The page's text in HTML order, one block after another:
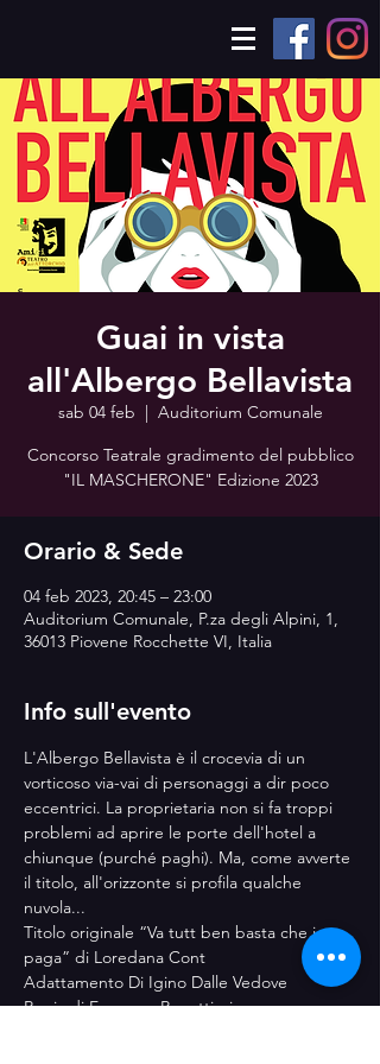
Guai in vista
all'Albergo Bellavista
sab 04 feb
  |
Auditorium Comunale
Concorso Teatrale gradimento del pubblico
"IL MASCHERONE" Edizione 2023
Orario & Sede
04 feb 2023, 20:45 – 23:00
Auditorium Comunale, P.za degli Alpini, 1,
36013 Piovene Rocchette VI, Italia
Info sull'evento
L'Albergo Bellavista è il crocevia di un
vorticoso via-vai di personaggi a dir poco
eccentrici. La proprietaria non si fa troppi
problemi ad aprire le porte dell'hotel a
chiunque (purché paghi). Ma, come avverte
il titolo, all'orizzonte si profila qualche
nuvola...
Titolo originale “Va tutt ben basta che i
paga” di Loredana Cont
Adattamento Di Igino Dalle Vedove
Regia di Ermanno Regattieri